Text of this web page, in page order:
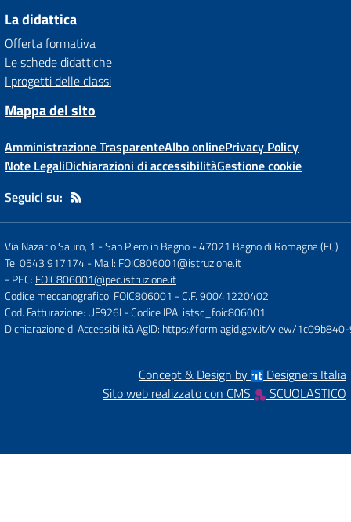
La didattica
Offerta formativa
Le schede didattiche
I progetti delle classi
Mappa del sito
Amministrazione TrasparenteAlbo onlinePrivacy Policy
Note LegaliDichiarazioni di accessibilitàGestione cookie
Seguici su:
Via Nazario Sauro, 1 - San Piero in Bagno-47021 Bagno di Romagna (FC)
Tel 0543 917174- Mail: FOIC806001@istruzione.it
- PEC: FOIC806001@pec.istruzione.it
Codice meccanografico: FOIC806001 - C.F. 90041220402
Cod. Fatturazione: UF926I- Codice IPA: istsc_foic806001
Dichiarazione di Accessibilità AgID: https://form.agid.gov.it/view/
Concept & Design by
Designers Italia
Sito web realizzato con CMS
SCUOLASTICO